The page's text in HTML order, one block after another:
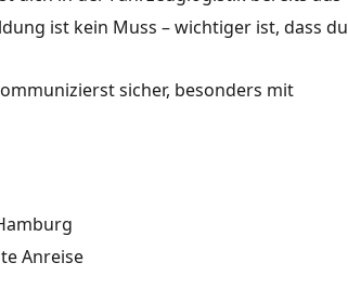
ist kein Muss – wichtiger ist, dass du
sicher, besonders mit
Anreise